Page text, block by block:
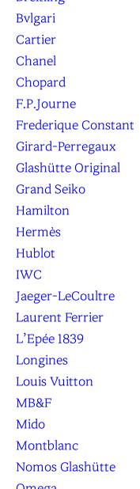
Bvlgari
Cartier
Chanel
Chopard
F.P.Journe
Frederique Constant
Girard-Perregaux
Glashütte Original
Grand Seiko
Hamilton
Hermès
Hublot
IWC
Jaeger-LeCoultre
Laurent Ferrier
L’Epée 1839
Longines
Louis Vuitton
MB&F
Mido
Montblanc
Nomos Glashütte